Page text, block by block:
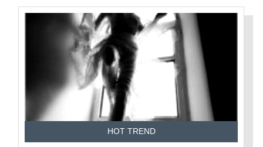
HOT TREND